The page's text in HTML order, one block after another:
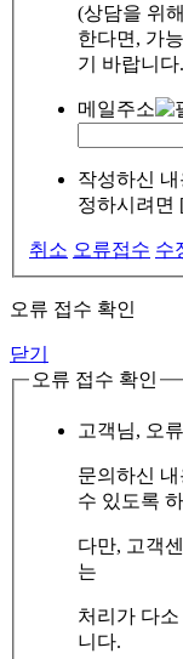
(상담을 위
한다면, 가
기 바랍니다
메일주소
작성하신
정하시려면
취소 오류접수 수
오류 접수 확인
닫기
오류 접수 확인
고객님, 오
문의하신
수 있도록
다만, 고객
는
처리가 다
니다.